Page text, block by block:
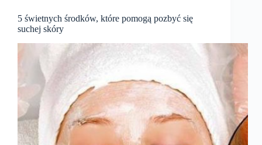
5 świetnych środków, które pomogą pozbyć się
suchej skóry